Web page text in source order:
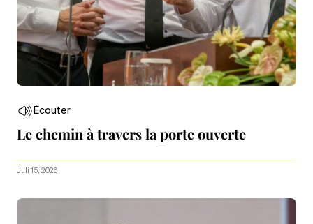
Écouter
Le chemin à travers la porte ouverte
Juli 15, 2026